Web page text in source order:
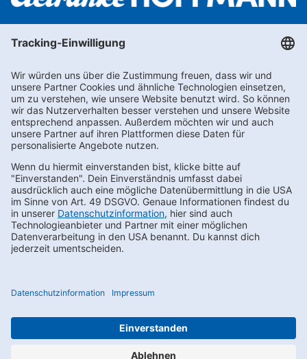
Newsletter abonnieren
Kontakt
FAQs
Karriere
Datenschutz
Compliance
Impressum